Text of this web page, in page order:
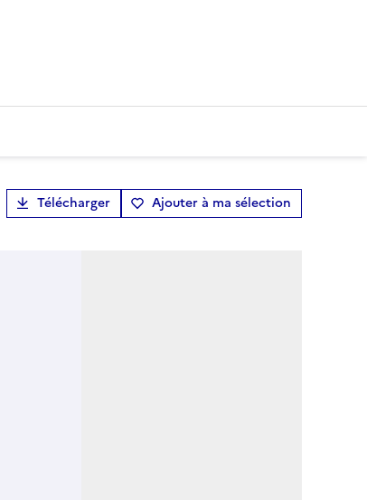
Télécharger Ajouter à ma sélection